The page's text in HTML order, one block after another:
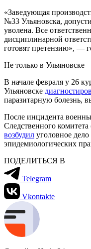
«Заведующая
№33 Ульяновска,
уволена. Все
дисциплинарной
готовят претензию», —
Не только в Ульяновске
В начале февраля у 26
Ульяновске
паразитарную болезнь,
После инцидента
Следственного
возбудил уголовное
эпидемиологических
ПОДЕЛИТЬСЯ В
Telegram
Vkontakte